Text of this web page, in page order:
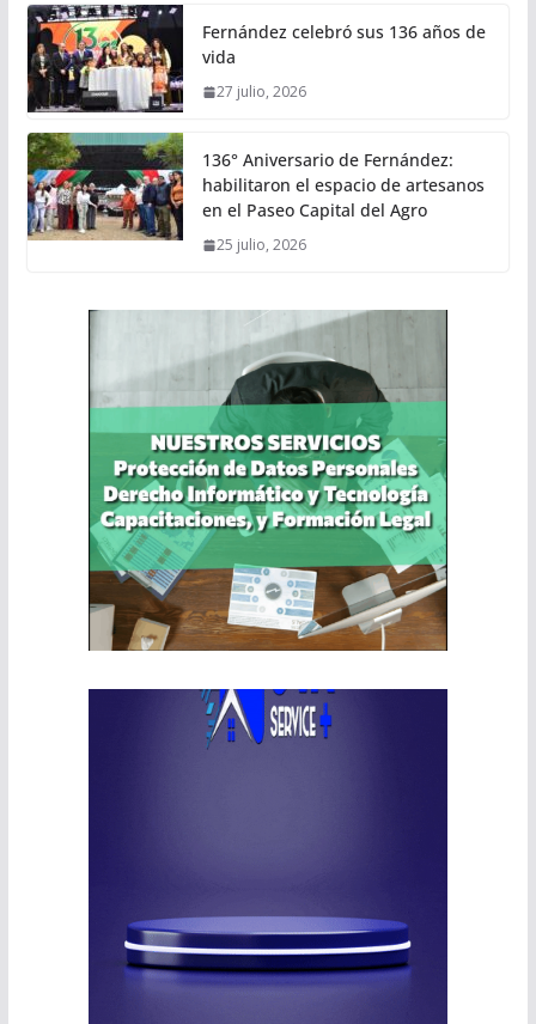
Fernández celebró sus 136 años de
vida
27 julio, 2026
136° Aniversario de Fernández:
habilitaron el espacio de artesanos
en el Paseo Capital del Agro
25 julio, 2026